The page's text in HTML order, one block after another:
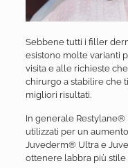
Sebbene tutti i filler
esistono molte varianti
visita e alle richieste
chirurgo a stabilire che
migliori risultati.
In generale
utilizzati per un
Juvederm® Ultra e
ottenere labbra più stile